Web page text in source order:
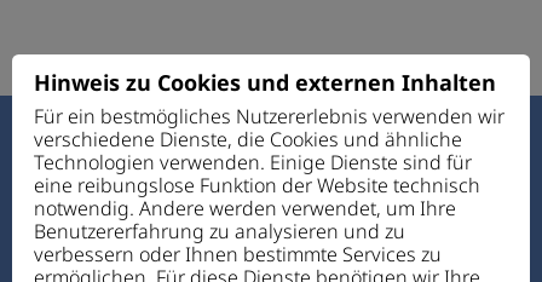
Haus des Guten Hirten
Ettmannsdorfer Str. 131
92421 Schwandorf
Telefon:+49 94 31 72 4-0
Hinweis zu Cookies und externen Inhalten
Für ein bestmögliches Nutzererlebnis verwenden wir
verschiedene Dienste, die Cookies und ähnliche
Technologien verwenden. Einige Dienste sind für
eine reibungslose Funktion der Website technisch
notwendig. Andere werden verwendet, um Ihre
Benutzererfahrung zu analysieren und zu
verbessern oder Ihnen bestimmte Services zu